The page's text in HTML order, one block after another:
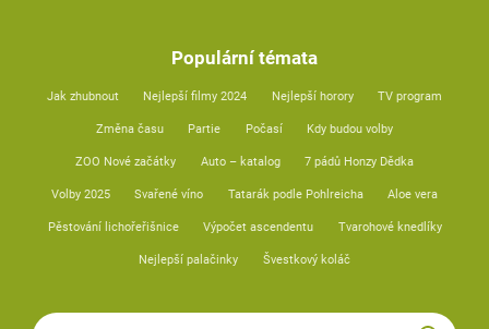
Populární témata
Jak zhubnout Nejlepší filmy 2024 Nejlepší horory TV program
Změna času Partie Počasí Kdy budou volby
ZOO Nové začátky Auto – katalog 7 pádů Honzy Dědka
Volby 2025 Svařené víno Tatarák podle Pohlreicha Aloe vera
Pěstování lichořeřišnice Výpočet ascendentu Tvarohové knedlíky
Nejlepší palačinky Švestkový koláč